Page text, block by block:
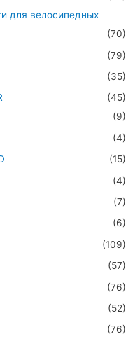
для велосипедных
(70)
(79)
(35)
(45)
(9)
(4)
(15)
(4)
(7)
(6)
(109)
(57)
(76)
(52)
(76)